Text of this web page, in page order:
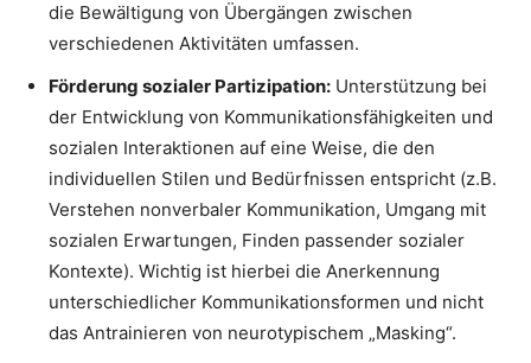
die Bewältigung von Übergängen zwischen
verschiedenen Aktivitäten umfassen.
Förderung sozialer Partizipation: Unterstützung bei
der Entwicklung von Kommunikationsfähigkeiten und
sozialen Interaktionen auf eine Weise, die den
individuellen Stilen und Bedürfnissen entspricht (z.B.
Verstehen nonverbaler Kommunikation, Umgang mit
sozialen Erwartungen, Finden passender sozialer
Kontexte). Wichtig ist hierbei die Anerkennung
unterschiedlicher Kommunikationsformen und nicht
das Antrainieren von neurotypischem „Masking“.